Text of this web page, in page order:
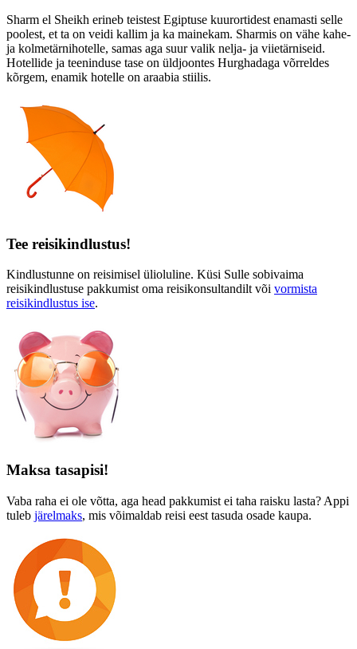
Sharm el Sheikh erineb teistest Egiptuse kuurortidest enamasti selle
poolest, et ta on veidi kallim ja ka mainekam. Sharmis on vähe kahe-
ja kolmetärnihotelle, samas aga suur valik nelja- ja viietärniseid.
Hotellide ja teeninduse tase on üldjoontes Hurghadaga võrreldes
kõrgem, enamik hotelle on araabia stiilis.
Tee reisikindlustus!
Kindlustunne on reisimisel ülioluline. Küsi Sulle sobivaima
reisikindlustuse pakkumist oma reisikonsultandilt või vormista
reisikindlustus ise.
Maksa tasapisi!
Vaba raha ei ole võtta, aga head pakkumist ei taha raisku lasta? Appi
tuleb järelmaks, mis võimaldab reisi eest tasuda osade kaupa.